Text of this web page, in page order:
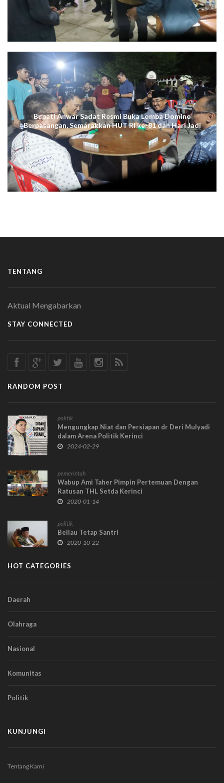
Bupati Anwar Sadat Resmi Buka Lomba Domino
Berpasangan, Semarakkan HUT RI ke-81 dan Hari Jadi
ke-61 Tanjab Barat
TENTANG
Aktual Mengabarkan
STAY CONNECTED
RANDOM POST
politik
Mengungkap Niat dan Persiapan dr Deri Mulyadi
dalam Arena Politik Kerinci
2024-02-29
pemerintah
Wabup Ami Taher Pimpin Pertemuan Dengan
Ratusan THL Setda Kerinci
2020-01-14
politik
Beliau Tetap Santri
2020-10-22
HOT CATEGORIES
Daerah
Olahraga
Nasional
Komunitas
Politik
KUNJUNGI
Tentang Kami